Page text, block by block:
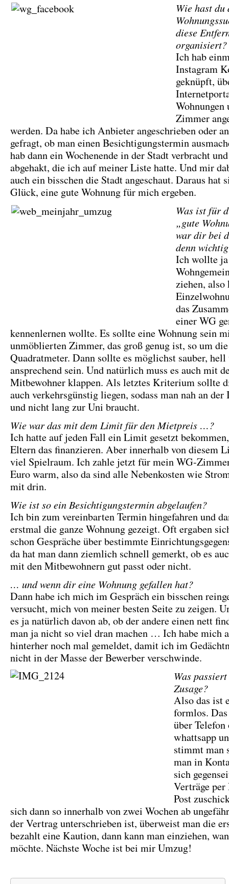
Wie hast du
diese
organisiert?
Ich hab
Instagram
geknüpft,
Wohnungen
Zimmer
werden. Da habe ich Anbieter angeschrieben oder
gefragt, ob man einen Besichtigungstermin
hab dann ein Wochenende in der Stadt verbracht
abgehakt, die ich auf meiner Liste hatte. Und mir
auch ein bisschen die Stadt angeschaut. Daraus hat
Glück, eine gute Wohnung für mich ergeben.
Was ist für
„gute
war dir bei
denn
Ich wollte
ziehen, also
das
einer WG
kennenlernen wollte. Es sollte eine Wohnung sein
unmöblierten Zimmer, das groß genug ist, so um
Quadratmeter. Dann sollte es möglichst sauber, hell
ansprechend sein. Und natürlich muss es auch mit
Mitbewohner klappen. Als letztes Kriterium sollte
auch verkehrsgünstig liegen, sodass man nah an
und nicht lang zur Uni braucht.
Wie war das mit dem Limit für den Mietpreis …?
Ich hatte auf jeden Fall ein Limit gesetzt
Eltern das finanzieren. Aber innerhalb von diesem
viel Spielraum. Ich zahle jetzt für mein WG-
Euro warm, also da sind alle Nebenkosten wie
mit drin.
Wie ist so ein Besichtigungstermin abgelaufen?
Ich bin zum vereinbarten Termin hingefahren und
erstmal die ganze Wohnung gezeigt. Oft ergaben
schon Gespräche über bestimmte
da hat man dann ziemlich schnell gemerkt, ob es
mit den Mitbewohnern gut passt oder nicht.
… und wenn dir eine Wohnung gefallen hat?
Dann habe ich mich im Gespräch ein bisschen
versucht, mich von meiner besten Seite zu zeigen.
es ja natürlich davon ab, ob der andere einen nett
man ja nicht so viel dran machen … Ich habe mich
hinterher noch mal gemeldet, damit ich im
nicht in der Masse der Bewerber verschwinde.
Was
Zusage?
Also das ist
formlos.
über Telefon
whattsapp
stimmt man
man in
sich
Verträge
Post
sich dann so innerhalb von zwei Wochen ab
der Vertrag unterschrieben ist, überweist man die
bezahlt eine Kaution, dann kann man einziehen,
möchte. Nächste Woche ist bei mir Umzug!